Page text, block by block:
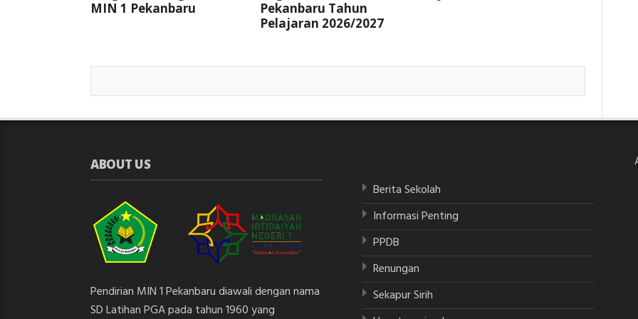
MIN 1 Pekanbaru
Pekanbaru Tahun
Pelajaran 2026/2027
ABOUT US
Pendirian MIN 1 Pekanbaru diawali dengan nama
SD Latihan PGA pada tahun 1960 yang
Berita Sekolah
Informasi Penting
PPDB
Renungan
Sekapur Sirih